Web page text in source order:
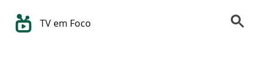
TV em Foco